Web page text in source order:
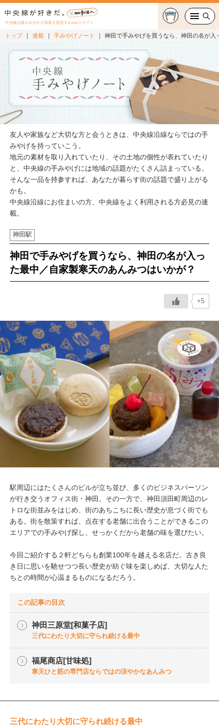
中央線沿線のお出かけ情報を発信するwebマガジン
グルメ・カフェ
スイーツ・テイクアウト
おでかけ
ショッピング
中央線カルチャー
特集
連載
中央線フェス
イベント情報
おしらせ
トップ 連載 手みやげノート 神田で手みやげを買うなら、神田の名が
友人や家族など大切な方と会うときは、中央線沿線ならではの手
みやげを持っていこう。
地元の素材を取り入れていたり、その土地の個性が表れていたり
と、中央線の手みやげには地域の話題がたくさん詰まっている。
そんな一品を持参すれば、あなたが暮らす街の話題で盛り上がる
かも。
中央線沿線にお住まいの方、中央線をよく利用される方必見の連
載。
神田駅
神田で手みやげを買うなら、神田の名が入っ
た最中／自家製寒天のあんみつはいかが？
+5
駅周辺にはたくさんのビルが立ち並び、多くのビジネスパーソン
が行き交うオフィス街・神田。その一方で、神田須田町周辺のレ
トロな街並みをはじめ、街のあちこちに長い歴史が息づく街でも
ある。街を散策すれば、点在する老舗に出合うことができるこの
エリアでの手みやげ探し、せっかくだから老舗の味を選びたい。
今回ご紹介する２軒どちらも創業100年を越える名店だ。古き良
き日に思いを馳せつつ長い歴史が紡ぐ味を楽しめば、大切な人た
ちとの時間が心温まるものになるだろう。
この記事の目次
神田三原堂[和菓子店]
三代にわたり大切に守られ続ける最中
福尾商店[甘味処]
寒天ひと筋の専門店ならではの涼やかなあんみつ
三代にわたり大切に守られ続ける最中